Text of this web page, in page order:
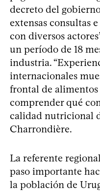
decreto del
extensas consultas
con diversos
un período de 18
industria.
internacionales
frontal de alimentos
comprender qué
calidad nutricional
Charrondière.
La referente
paso importante
la población de